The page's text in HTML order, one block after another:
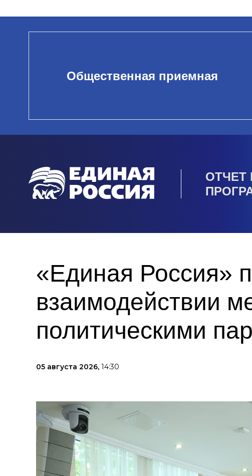
Общественная приемная
ОТЧЕТ
«Единая Россия»
взаимодействии
политическими
05 августа 2026, 14:30